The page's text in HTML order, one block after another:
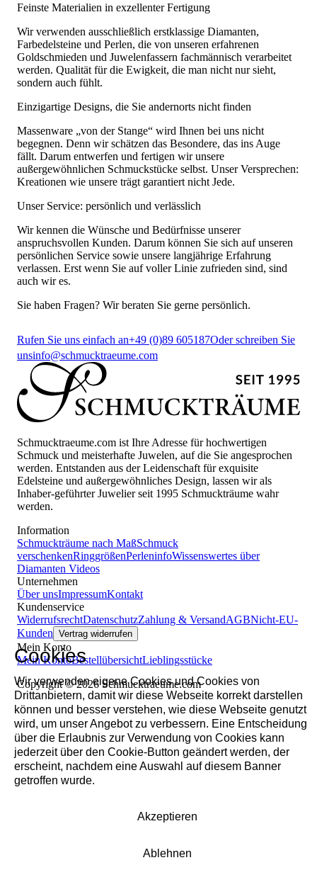
Feinste Materialien in exzellenter Fertigung
Wir verwenden ausschließlich erstklassige Diamanten,
Farbedelsteine und Perlen, die von unseren erfahrenen
Goldschmieden und Juwelenfassern fachmännisch verarbeitet
werden. Qualität für die Ewigkeit, die man nicht nur sieht,
sondern auch fühlt.
Einzigartige Designs, die Sie andernorts nicht finden
Massenware „von der Stange“ wird Ihnen bei uns nicht
begegnen. Denn wir schätzen das Besondere, das ins Auge
fällt. Darum entwerfen und fertigen wir unsere
außergewöhnlichen Schmuckstücke selbst. Unser Versprechen:
Kreationen wie unsere trägt garantiert nicht Jede.
Unser Service: persönlich und verlässlich
Wir kennen die Wünsche und Bedürfnisse unserer
anspruchsvollen Kunden. Darum können Sie sich auf unseren
persönlichen Service sowie unsere langjährige Erfahrung
verlassen. Erst wenn Sie auf voller Linie zufrieden sind, sind
auch wir es.
Sie haben Fragen? Wir beraten Sie gerne persönlich.
Rufen Sie uns einfach an+49 (0)89 605187Oder schreiben Sie
unsinfo@schmucktraeume.com
Schmucktraeume.com ist Ihre Adresse für hochwertigen
Schmuck und meisterhafte Juwelen, auf die Sie angesprochen
werden. Entstanden aus der Leidenschaft für exquisite
Edelsteine und außergewöhnliches Design, lassen wir als
Inhaber-geführter Juwelier seit 1995 Schmuckträume wahr
werden.
Information
Schmuckträume nach MaßSchmuck
verschenkenRinggrößenPerleninfoWissenswertes über
Diamanten Videos
Unternehmen
Über unsImpressumKontakt
Kundenservice
WiderrufsrechtDatenschutzZahlung & VersandAGBNicht-EU-
Kunden Vertrag widerrufen
Mein Konto
Mein KontoBestellübersichtLieblingsstücke
Copyright © 2026 Schmucktraeume.com
Cookies
Wir verwenden eigene Cookies und Cookies von
Drittanbietern, damit wir diese Webseite korrekt darstellen
können und besser verstehen, wie diese Webseite genutzt
wird, um unser Angebot zu verbessern. Eine Entscheidung
über die Erlaubnis zur Verwendung von Cookies kann
jederzeit über den Cookie-Button geändert werden, der
erscheint, nachdem eine Auswahl auf diesem Banner
getroffen wurde.
Akzeptieren
Ablehnen